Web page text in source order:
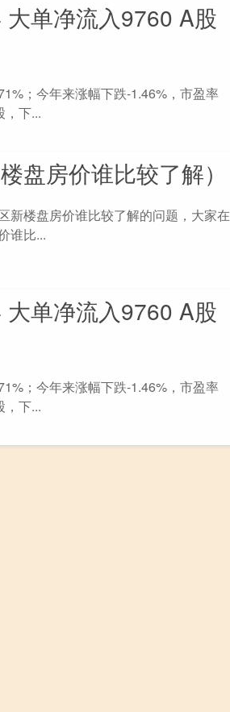
单净流入9760 A股
；今年来涨幅下跌-1.46%，市盈率
，下...
盘房价谁比较了解）
新楼盘房价谁比较了解的问题，大家在
谁比...
单净流入9760 A股
；今年来涨幅下跌-1.46%，市盈率
，下...